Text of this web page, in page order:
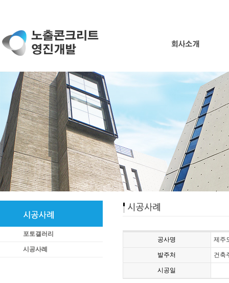
포토갤러리
시공사례
공사명 제주
발주처 건축
시공일